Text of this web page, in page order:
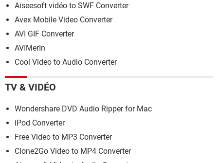
Aiseesoft vidéo to SWF Converter
Avex Mobile Video Converter
AVI GIF Converter
AVIMerIn
Cool Video to Audio Converter
TV & VIDÉO
Wondershare DVD Audio Ripper for Mac
iPod Converter
Free Video to MP3 Converter
Clone2Go Video to MP4 Converter